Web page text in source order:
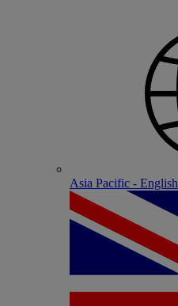
Asia Pacific - English